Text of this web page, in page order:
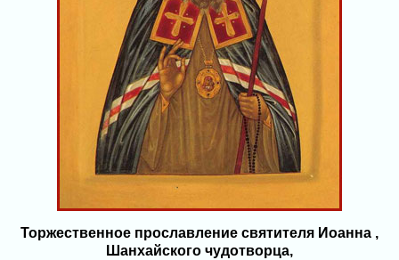
Торжественное прославление святителя Иоанна ,
Шанхайского чудотворца,